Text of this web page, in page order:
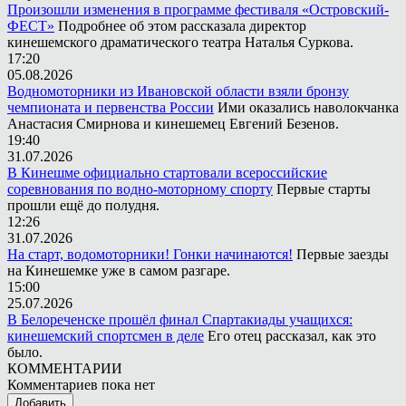
Произошли изменения в программе фестиваля «Островский-
ФЕСТ» Подробнее об этом рассказала директор
кинешемского драматического театра Наталья Суркова.
17:20
05.08.2026
Водномоторники из Ивановской области взяли бронзу
чемпионата и первенства России Ими оказались наволокчанка
Анастасия Смирнова и кинешемец Евгений Безенов.
19:40
31.07.2026
В Кинешме официально стартовали всероссийские
соревнования по водно-моторному спорту Первые старты
прошли ещё до полудня.
12:26
31.07.2026
На старт, водомоторники! Гонки начинаются! Первые заезды
на Кинешемке уже в самом разгаре.
15:00
25.07.2026
В Белореченске прошёл финал Спартакиады учащихся:
кинешемский спортсмен в деле Его отец рассказал, как это
было.
КОММЕНТАРИИ
Комментариев пока нет
Добавить